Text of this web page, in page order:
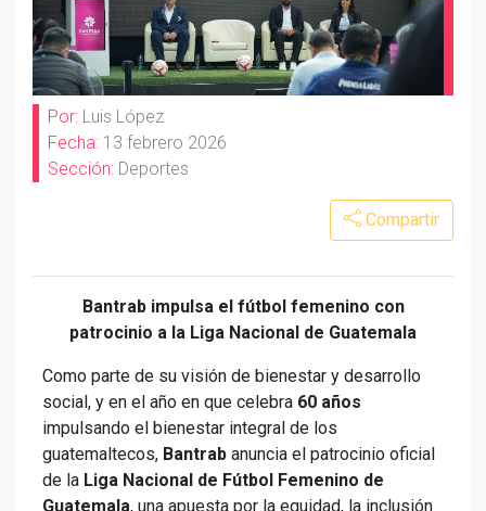
Por: Luis López
Fecha: 13 febrero 2026
Sección: Deportes
Compartir
Bantrab impulsa el fútbol femenino con
patrocinio a la Liga Nacional de Guatemala
Como parte de su visión de bienestar y desarrollo
social, y en el año en que celebra 60 años
impulsando el bienestar integral de los
guatemaltecos, Bantrab anuncia el patrocinio oficial
de la Liga Nacional de Fútbol Femenino de
Guatemala, una apuesta por la equidad, la inclusión